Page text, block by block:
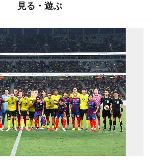
見る・遊ぶ